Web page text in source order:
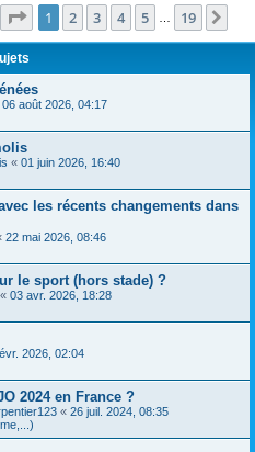
c
Page 1sur19
1 2 3 4 5 19
06 août 2026, 04:17
« 01 juin 2026, 16:40
les récents changements dans
22 mai 2026, 08:46
le sport (hors stade) ?
« 03 avr. 2026, 18:28
2026, 02:04
2024 en France ?
« 26 juil. 2024, 08:35